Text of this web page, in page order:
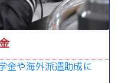
金や海外派遣助成に